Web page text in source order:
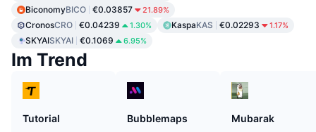
BiconomyBICO €0.03857 21.89%
CronosCRO €0.04239 1.30% KaspaKAS €0.02293 1.17%
SKYAISKYAI €0.1069 6.95%
Im Trend
Tutorial
Bubblemaps
Mubarak